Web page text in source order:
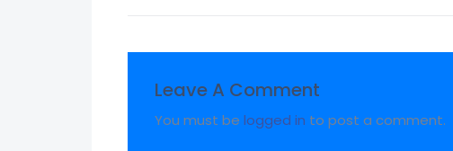
Leave A Comment
You must be logged in to post a comment.